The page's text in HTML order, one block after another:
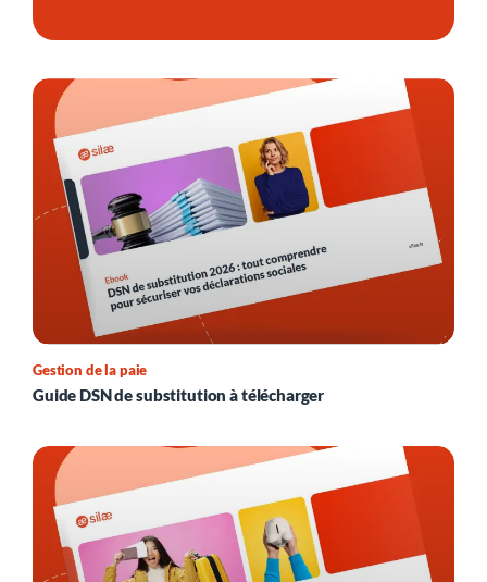
Gestion de la paie
Guide DSN de substitution à télécharger